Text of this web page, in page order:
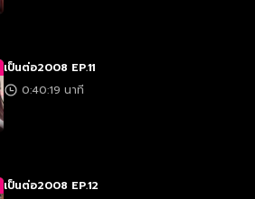
เป็นต่อ2008 EP.11
0:40:19 นาที
เป็นต่อ2008 EP.12